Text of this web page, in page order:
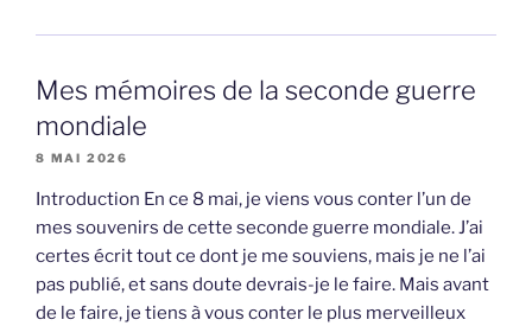
Mes mémoires de la seconde guerre
mondiale
8 MAI 2026
Introduction En ce 8 mai, je viens vous conter l’un de
mes souvenirs de cette seconde guerre mondiale. J’ai
certes écrit tout ce dont je me souviens, mais je ne l’ai
pas publié, et sans doute devrais-je le faire. Mais avant
de le faire, je tiens à vous conter le plus merveilleux